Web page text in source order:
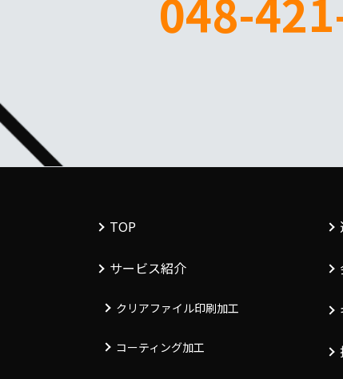
TOP
サービス紹介
クリアファイル印刷加工
コーティング加工